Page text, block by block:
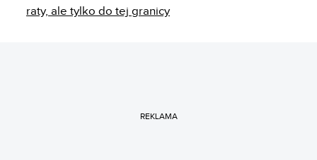
raty, ale tylko do tej granicy
REKLAMA